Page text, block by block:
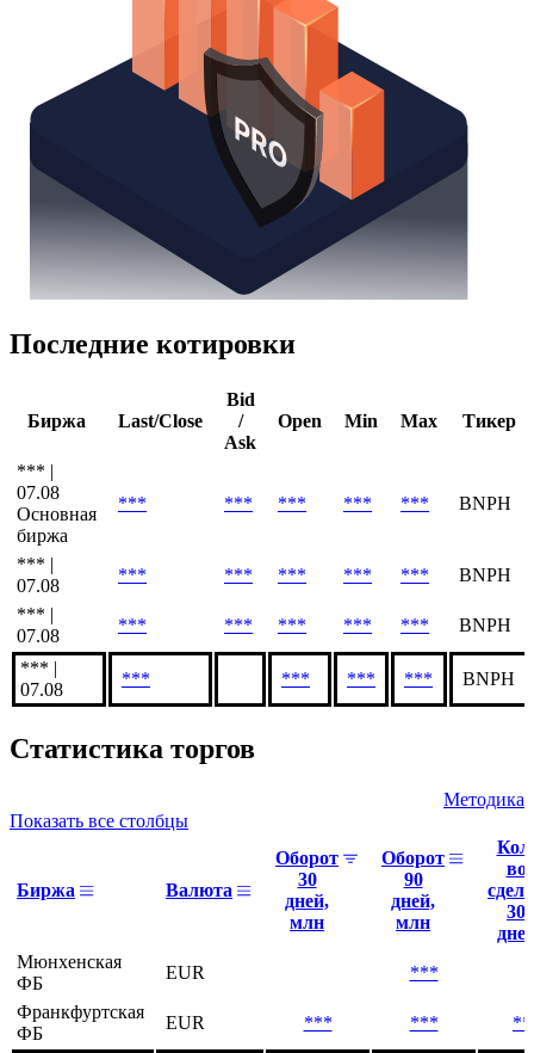
Последние котировки
Биржа Last/Close
Bid
/
Ask
Open Min Max Тикер
*** |
07.08
Основная
биржа
*** *** *** *** *** BNPH
*** |
07.08
*** *** *** *** ***
BNPH
*** |
07.08
*** *** *** *** *** BNPH
*** |
07.08
*** *** *** *** BNPH
Статистика торгов
Методика
Показать все столбцы
Биржа Валюта
Оборот
30
дней,
млн
Оборот
90
дней,
млн
во
30
Мюнхенская
ФБ
EUR
***
Франкфуртская
ФБ
EUR *** ***